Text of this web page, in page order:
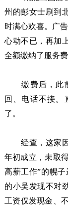
州的彭女士刷到
时满心欢喜。广
心动不已，再加
全额缴纳了服务
缴费后，此前
回、电话不接。
了。
经查，这家因
年初成立，未取
高薪工作”的幌子
的小吴发现不对
工资仅发现金、